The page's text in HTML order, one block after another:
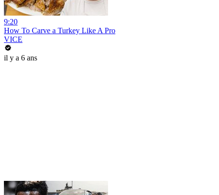
9:20
How To Carve a Turkey Like A Pro
VICE
il y a 6 ans